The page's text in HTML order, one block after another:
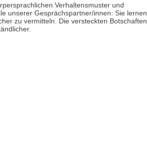
Verhaltensmuster und
unserer Gesprächspartner/innen. Sie lernen
zu vermitteln. Die versteckten Botschaften